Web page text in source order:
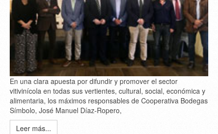
En una clara apuesta por difundir y promover el sector
vitivinícola en todas sus vertientes, cultural, social, económica y
alimentaria, los máximos responsables de Cooperativa Bodegas
Símbolo, José Manuel Díaz-Ropero,
Leer más...